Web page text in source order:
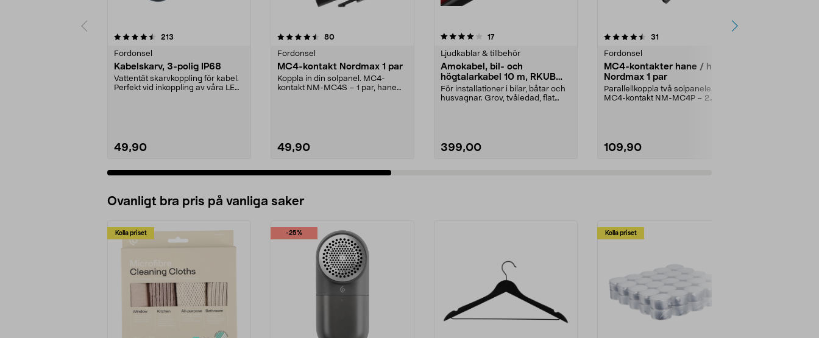
213
Fordonsel
Kabelskarv, 3-polig IP68
Vattentät skarvkoppling för kabel.
Perfekt vid inkoppling av våra LED-
49,90
4.5 av 5 stjärnor 80recensioner
Fordonsel
MC4-kontakt Nordmax 1 par
Koppla in din solpanel. MC4-
kontakt NM-MC4S – 1 par, hane
49,90
4.0 av 5 stjärnor 17recensioner
Ljudkablar & tillbehör
Amokabel, bil- och
högtalarkabel 10 m, RKUB
2x6 mm2
För installationer i bilar, båtar och
husvagnar. Grov, tvåledad, flat
399,00
4.5 av 5 stjärnor 31
Fordonsel
MC4-kontakter hane / hona
Nordmax 1 par
Parallellkoppla två solpaneler.
MC4-kontakt NM-MC4P – 2
109,90
4.5 av 5 stjärnor
Ovanligt bra pris på vanliga saker
Kolla priset -25% Kolla priset